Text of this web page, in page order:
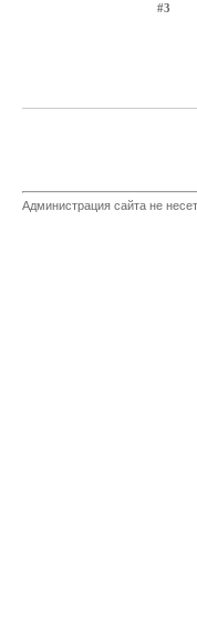
#3
Администрация сайта не